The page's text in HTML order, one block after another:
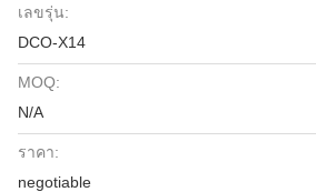
เลขรุ่น:
DCO-X14
MOQ:
N/A
ราคา:
negotiable